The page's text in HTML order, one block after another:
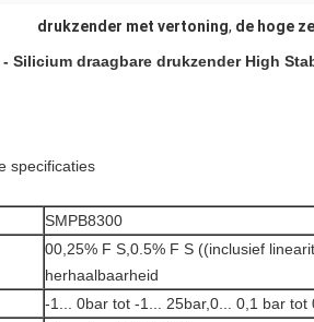
drukzender met vertoning, de hoge
- Silicium draagbare drukzender High
specificaties
SMPB8300
00,25% F S,0.5% F S ((inclusief
herhaalbaarheid
-1... 0bar tot -1... 25bar,0... 0,1 bar tot